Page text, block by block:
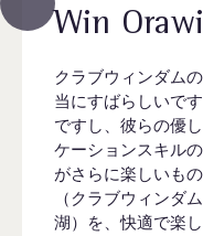
Win
クラブウィンダム
当にすばらしいで
ですし、彼らの優
ケーションスキル
がさらに楽しいも
（クラブウィンダ
湖）を、快適で楽